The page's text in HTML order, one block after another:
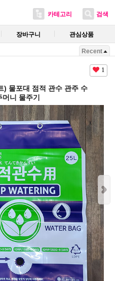
카테고리 검색
장바구니 관심상품
Recent
1
) 물포대 점적 관수 관주 수
니 물주기